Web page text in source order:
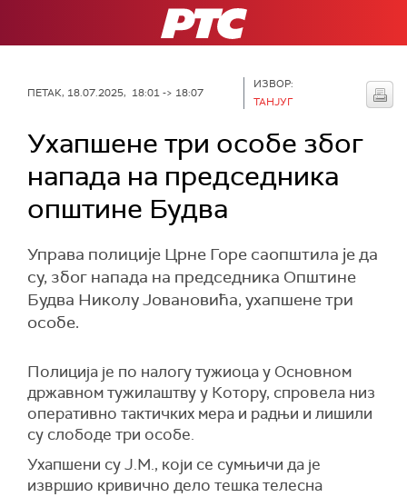
РТС
ПЕТАК, 18.07.2025, 18:01 -> 18:07
ИЗВОР:
ТАНЈУГ
Ухапшене три особе због
напада на председника
општине Будва
Управа полиције Црне Горе саопштила је да
су, због напада на председника Општине
Будва Николу Јовановића, ухапшене три
особе.
Полиција је по налогу тужиоца у Основном
државном тужилаштву у Котору, спровела низ
оперативно тактичких мера и радњи и лишили
су слободе три особе.
Ухапшени су Ј.М., који се сумњичи да је
извршио кривично дело тешка телесна